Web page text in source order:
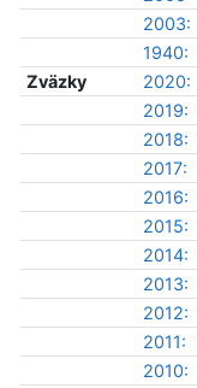
2003:
1940:
Zväzky
2020:
2019:
2018:
2017:
2016:
2015:
2014:
2013:
2012:
2011:
2010: